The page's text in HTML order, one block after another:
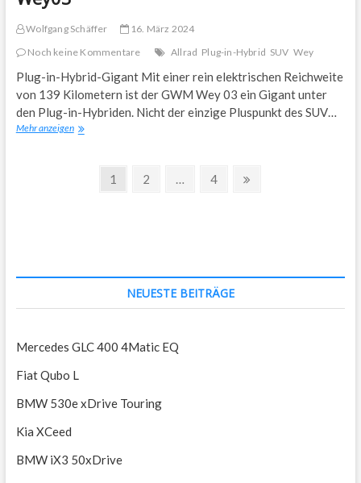
Wolfgang Schäffer
16. März 2024
Noch keine Kommentare
Allrad Plug-in-Hybrid SUV Wey
Plug-in-Hybrid-Gigant Mit einer rein elektrischen Reichweite
von 139 Kilometern ist der GWM Wey 03 ein Gigant unter
den Plug-in-Hybriden. Nicht der einzige Pluspunkt des SUV…
Mehr anzeigenWey03
Seitennummerierung
Page
1 Page
2 … Page
4
NEUESTE BEITRÄGE
Mercedes GLC 400 4Matic EQ
Fiat Qubo L
BMW 530e xDrive Touring
Kia XCeed
BMW iX3 50xDrive